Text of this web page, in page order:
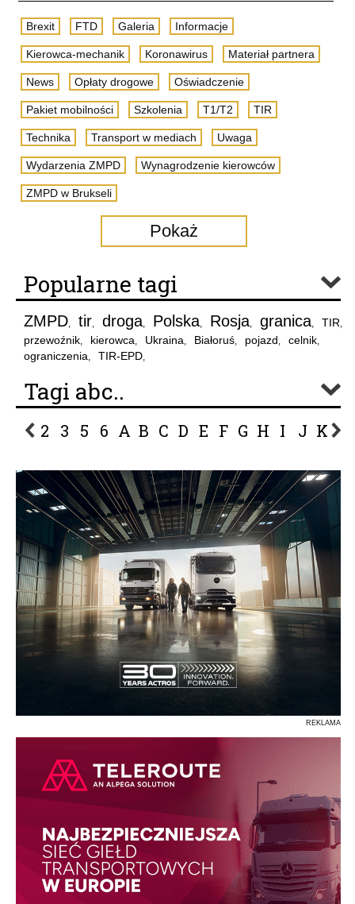
Brexit FTD Galeria Informacje
Kierowca-mechanik Koronawirus Materiał partnera
News Opłaty drogowe Oświadczenie
Pakiet mobilności Szkolenia T1/T2 TIR
Technika Transport w mediach Uwaga
Wydarzenia ZMPD Wynagrodzenie kierowców
ZMPD w Brukseli
Pokaż
Popularne tagi
ZMPD, tir, droga, Polska, Rosja, granica, TIR,
przewoźnik, kierowca, Ukraina, Białoruś, pojazd, celnik,
ograniczenia, TIR-EPD,
Tagi abc..
2 3 5 6 A B C D E F G H I J K L
REKLAMA